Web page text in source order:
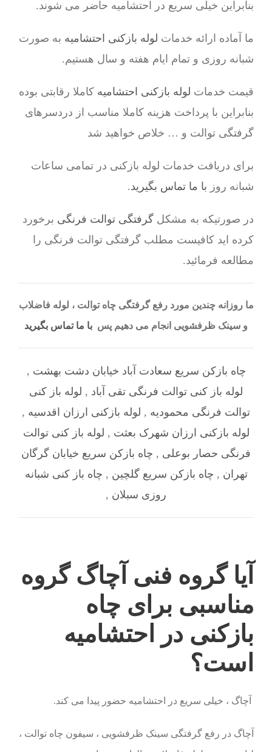
بنابراین خیلی سریع در احتشامیه حاضر می شوند.
ما آماده ارائه خدمات لوله بازکنی احتشامیه به صورت
شبانه روزی و تمام ایام هفته و سال هستیم.
قیمت خدمات لوله بازکنی احتشامیه کاملا رقابتی بوده
بنابراین با پرداخت هزینه کاملا مناسب از دردسرهای
گرفتگی توالت و … خلاص خواهید شد
برای دریافت خدمات لوله بازکنی در تمامی ساعات
شبانه روز با ما تماس بگیرید.
در صورتیکه به مشکل گرفتگی توالت فرنگی برخورد
کرده اید کافیست مطلب گرفتگی توالت فرنگی را
مطالعه فرمائید.
ما روزانه چندین مورد رفع گرفتگی چاه توالت ، لوله فاضلاب
و سینک ظرفشویی انجام می دهیم پس با ما تماس بگیرید
چاه بازکن سریع سعادت آباد خیابان دشت بهشت ,
لوله باز کنی توالت فرنگی تقی آباد , لوله باز کنی
توالت فرنگی محمودیه , لوله بازکنی ارزان اقدسیه ,
لوله بازکنی ارزان شهرک بعثت , لوله باز کنی توالت
فرنگی حصار بوعلی , چاه بازکن سریع خیابان گرگان
تهران , چاه بازکن سریع گلچین , چاه باز کنی شبانه
روزی سبلان ,
آیا گروه فنی آچاگ گروه
مناسبی برای چاه
بازکنی در احتشامیه
است؟
آچاگ ، خیلی سریع در احتشامیه حضور پیدا می کند.
آچاگ در رفع گرفتگی سینک ظرفشویی ، سیفون چاه توالت ،